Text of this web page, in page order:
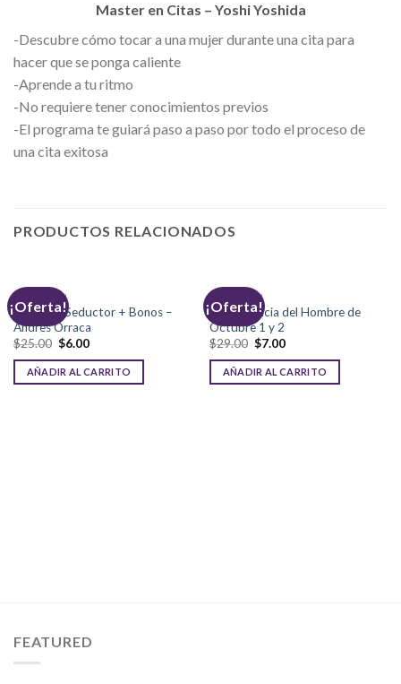
Master en Citas – Yoshi Yoshida
-Descubre cómo tocar a una mujer durante una cita para
hacer que se ponga caliente
-Aprende a tu ritmo
-No requiere tener conocimientos previos
-El programa te guiará paso a paso por todo el proceso de
una cita exitosa
PRODUCTOS RELACIONADOS
¡Oferta!
SEDUCCIÓN
El Macho Seductor + Bonos –
Andres Orraca
$25.00 El
original
era:
$25.00.
$6.00El
actual
es:
$6.00.
AÑADIR AL CARRITO
¡Oferta!
SEDUCCIÓN
La Secuencia del Hombre de
Octubre 1 y 2
$29.00 El
original
era:
$29.00.
$7.00El
actual
es:
$7.00.
AÑADIR AL CARRITO
FEATURED